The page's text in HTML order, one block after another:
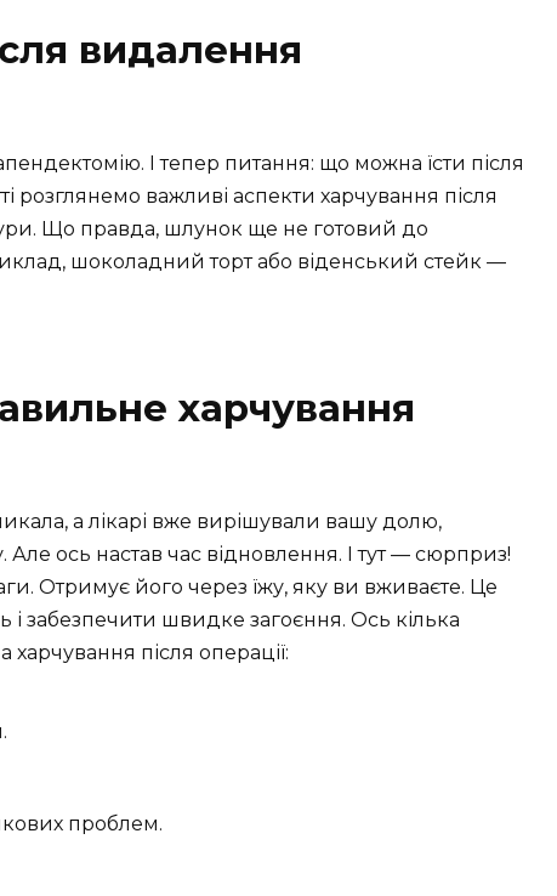
видалення
І тепер питання: що можна їсти після
розглянемо важливі аспекти харчування після
Що правда, шлунок ще не готовий до
шоколадний торт або віденський стейк —
харчування
а лікарі вже вирішували вашу долю,
ось настав час відновлення. І тут — сюрприз!
Отримує його через їжу, яку ви вживаєте. Це
забезпечити швидке загоєння. Ось кілька
після операції:
проблем.